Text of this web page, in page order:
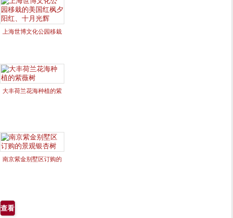
上海世博文化公园移栽
大丰荷兰花海种植的紫
南京紫金别墅区订购的
查看